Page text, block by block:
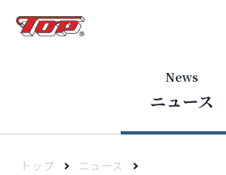
News
ニュース
トップ
ニュース